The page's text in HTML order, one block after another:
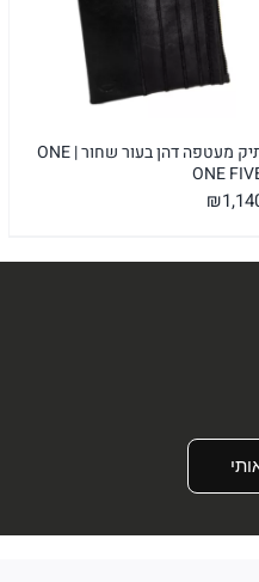
תיק מעטפה דהן בעור שחור | ONE
ONE
₪